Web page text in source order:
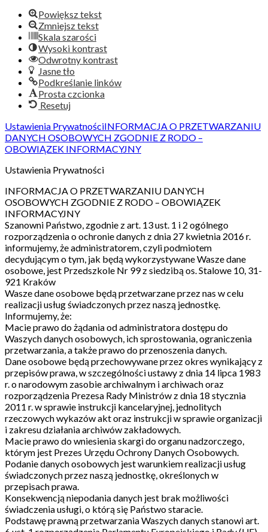
Powiększ tekst
Zmniejsz tekst
Skala szarości
Wysoki kontrast
Odwrotny kontrast
Jasne tło
Podkreślanie linków
Prosta czcionka
Resetuj
Ustawienia PrywatnościINFORMACJA O PRZETWARZANIU
DANYCH OSOBOWYCH ZGODNIE Z RODO –
OBOWIĄZEK INFORMACYJNY
Ustawienia Prywatności
INFORMACJA O PRZETWARZANIU DANYCH
OSOBOWYCH ZGODNIE Z RODO – OBOWIĄZEK
INFORMACYJNY
Szanowni Państwo, zgodnie z art. 13 ust. 1 i 2 ogólnego
rozporządzenia o ochronie danych z dnia 27 kwietnia 2016 r.
informujemy, że administratorem, czyli podmiotem
decydującym o tym, jak będą wykorzystywane Wasze dane
osobowe, jest Przedszkole Nr 99 z siedzibą os. Stalowe 10, 31-
921 Kraków
Wasze dane osobowe będą przetwarzane przez nas w celu
realizacji usług świadczonych przez naszą jednostkę.
Informujemy, że:
Macie prawo do żądania od administratora dostępu do
Waszych danych osobowych, ich sprostowania, ograniczenia
przetwarzania, a także prawo do przenoszenia danych.
Dane osobowe będą przechowywane przez okres wynikający z
przepisów prawa, w szczególności ustawy z dnia 14 lipca 1983
r. o narodowym zasobie archiwalnym i archiwach oraz
rozporządzenia Prezesa Rady Ministrów z dnia 18 stycznia
2011 r. w sprawie instrukcji kancelaryjnej, jednolitych
rzeczowych wykazów akt oraz instrukcji w sprawie organizacji
i zakresu działania archiwów zakładowych.
Macie prawo do wniesienia skargi do organu nadzorczego,
którym jest Prezes Urzędu Ochrony Danych Osobowych.
Podanie danych osobowych jest warunkiem realizacji usług
świadczonych przez naszą jednostkę, określonych w
przepisach prawa.
Konsekwencją niepodania danych jest brak możliwości
świadczenia usługi, o którą się Państwo staracie.
Podstawę prawną przetwarzania Waszych danych stanowi art.